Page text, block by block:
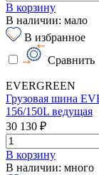
В корзину
В наличии: мало
В избранное
Сравнить
EVERGREEN
Грузовая шина
156/150L ведущая
30 130 ₽
В корзину
В наличии: много